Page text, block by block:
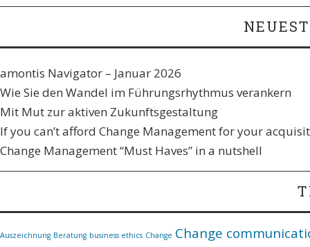
amontis Navigator – Januar 2026
Wie Sie den Wandel im Führungsrhythmus verankern​
Mit Mut zur aktiven Zukunftsgestaltung
If you can’t afford Change Management for your
Change Management “Must Haves” in a nutshell
Auszeichnung Beratung business ethics Change Change